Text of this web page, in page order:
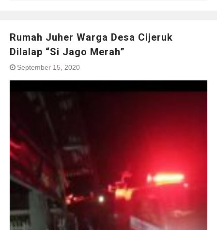
Rumah Juher Warga Desa Cijeruk
Dilalap “Si Jago Merah”
September 15, 2020